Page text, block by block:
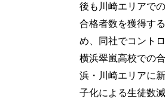
後も川崎エリアで
合格者数を獲得す
め、同社でコント
横浜翠嵐高校での
浜・川崎エリアに
子化による生徒数